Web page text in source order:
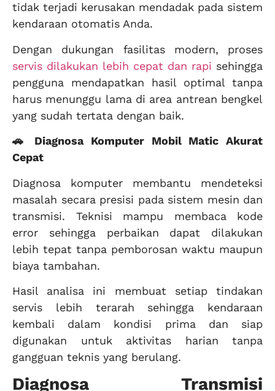
tidak terjadi kerusakan mendadak pada sistem
kendaraan otomatis Anda.
Dengan dukungan fasilitas modern, proses
servis dilakukan lebih cepat dan rapi sehingga
pengguna mendapatkan hasil optimal tanpa
harus menunggu lama di area antrean bengkel
yang sudah tertata dengan baik.
🚗 Diagnosa Komputer Mobil Matic Akurat
Cepat
Diagnosa komputer membantu mendeteksi
masalah secara presisi pada sistem mesin dan
transmisi. Teknisi mampu membaca kode
error sehingga perbaikan dapat dilakukan
lebih tepat tanpa pemborosan waktu maupun
biaya tambahan.
Hasil analisa ini membuat setiap tindakan
servis lebih terarah sehingga kendaraan
kembali dalam kondisi prima dan siap
digunakan untuk aktivitas harian tanpa
gangguan teknis yang berulang.
Diagnosa Transmisi